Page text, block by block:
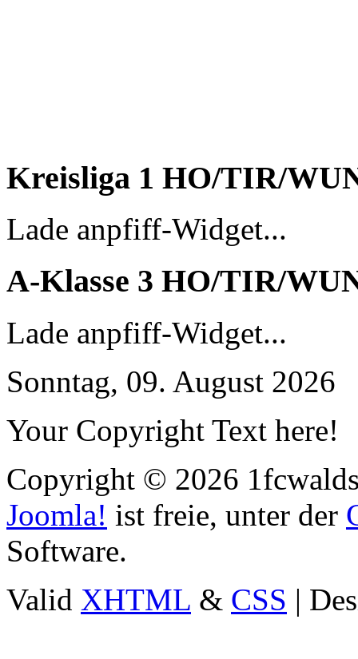
Kreisliga 1 HO/TIR/
Lade anpfiff-Widget...
A-Klasse 3 HO/TIR/
Lade anpfiff-Widget...
Sonntag, 09. August 2026
Your Copyright Text here!
Copyright © 2026
Joomla! ist freie, unter der
Software.
Valid XHTML & CSS |